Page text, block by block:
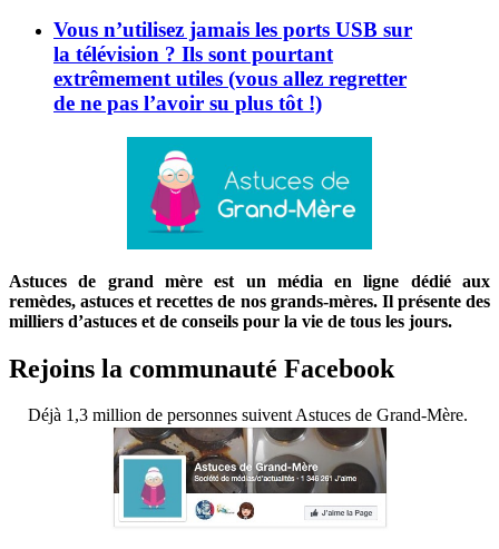
Vous n’utilisez jamais les ports USB sur
la télévision ? Ils sont pourtant
extrêmement utiles (vous allez regretter
de ne pas l’avoir su plus tôt !)
Astuces de grand mère est un média en ligne dédié aux
remèdes, astuces et recettes de nos grands-mères. Il présente des
milliers d’astuces et de conseils pour la vie de tous les jours.
Rejoins la communauté Facebook
Déjà 1,3 million de personnes suivent Astuces de Grand-Mère.